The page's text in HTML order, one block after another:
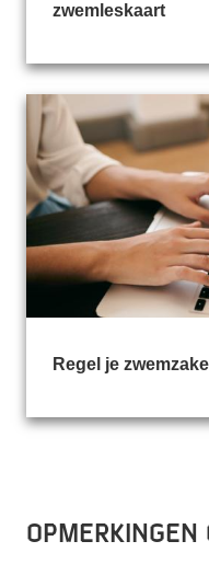
zwemleskaart
Regel je